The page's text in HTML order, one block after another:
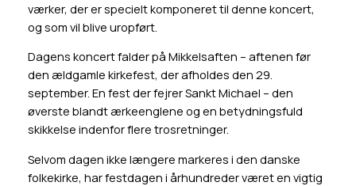
værker, der er specielt komponeret til denne koncert,
og som vil blive uropført.
Dagens koncert falder på Mikkelsaften – aftenen før
den ældgamle kirkefest, der afholdes den 29.
september. En fest der fejrer Sankt Michael – den
øverste blandt ærkeenglene og en betydningsfuld
skikkelse indenfor flere trosretninger.
Selvom dagen ikke længere markeres i den danske
folkekirke, har festdagen i århundreder været en vigtig